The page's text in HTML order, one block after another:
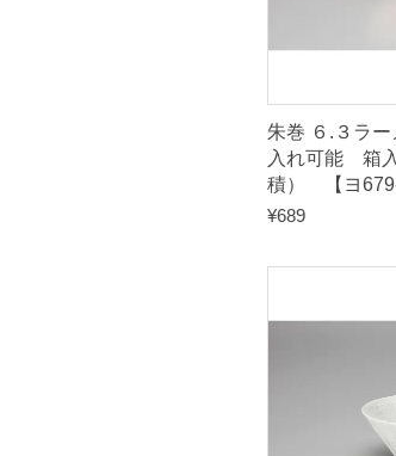
朱巻 ６.３ラ
入れ可能 箱
積） 【ヨ679-
¥689